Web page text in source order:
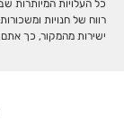
כל העלויות המיותרות
רווח של חנויות
ישירות מהמקור, כך